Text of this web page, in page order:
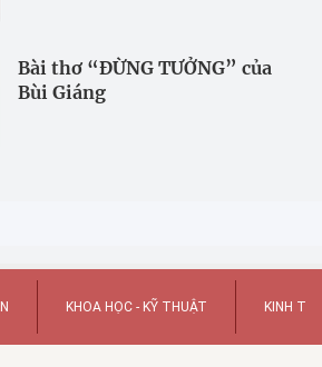
Bài thơ “ĐỪNG TƯỞNG” của
Bùi Giáng
KHOA HỌC - KỸ THUẬT KINH TẾ